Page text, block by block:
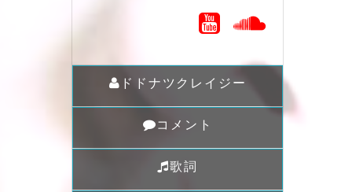
ドドナツクレイジー
コメント
歌詞